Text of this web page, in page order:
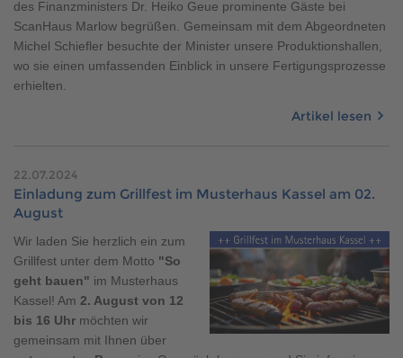
des Finanzministers Dr. Heiko Geue prominente Gäste bei
ScanHaus Marlow begrüßen. Gemeinsam mit dem Abgeordneten
Michel Schiefler besuchte der Minister unsere Produktionshallen,
wo sie einen umfassenden Einblick in unsere Fertigungsprozesse
erhielten.
Artikel lesen
22.07.2024
Einladung zum Grillfest im Musterhaus Kassel am 02.
August
Wir laden Sie herzlich ein zum
Grillfest unter dem Motto "So
geht bauen" im Musterhaus
Kassel! Am 2. August von 12
bis 16 Uhr möchten wir
gemeinsam mit Ihnen über